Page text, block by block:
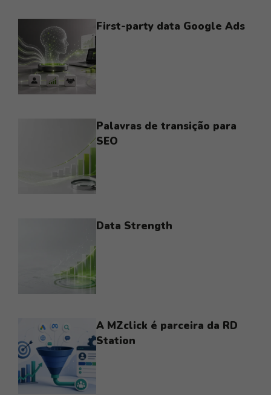
First-party data Google Ads
Palavras de transição para
SEO
Data Strength
A MZclick é parceira da RD
Station